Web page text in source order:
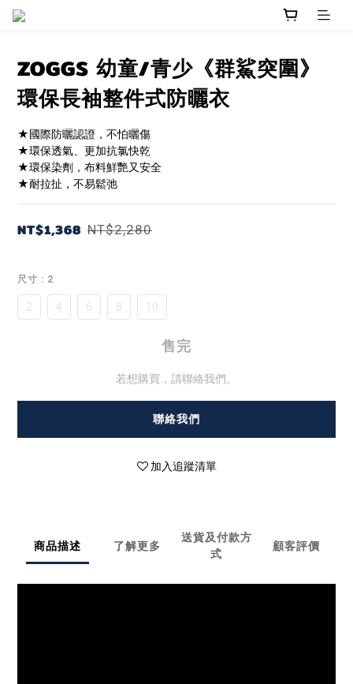
ZOGGS 幼童/青少《群鯊突圍》
環保長袖整件式防曬衣
★國際防曬認證，不怕曬傷
★環保透氣、更加抗氯快乾
★環保染劑，布料鮮艷又安全
★耐拉扯，不易鬆弛
NT$1,368 NT$2,280
尺寸 : 2
2 4 6 8 10
售完
若想購買，請聯絡我們。
聯絡我們
加入追蹤清單
商品描述 了解更多
送貨及付款方
式
顧客評價